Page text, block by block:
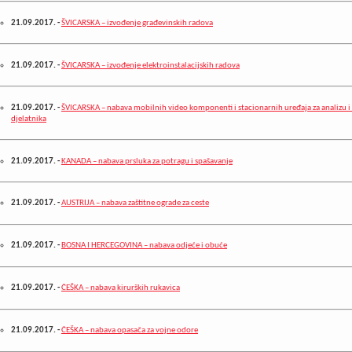
21.09.2017.-ŠVICARSKA – izvođenje građevinskih radova
21.09.2017.-ŠVICARSKA – izvođenje elektroinstalacijskih radova
21.09.2017.-ŠVICARSKA – nabava mobilnih video komponenti i stacionarnih uređaja za analizu
djelatnika
21.09.2017.- KANADA – nabava prsluka za potragu i spašavanje
21.09.2017.-AUSTRIJA – nabava zaštitne ograde za ceste
21.09.2017.-BOSNA I HERCEGOVINA – nabava odjeće i obuće
21.09.2017.-ČEŠKA – nabava kirurških rukavica
21.09.2017.-ČEŠKA – nabava opasača za vojne odore